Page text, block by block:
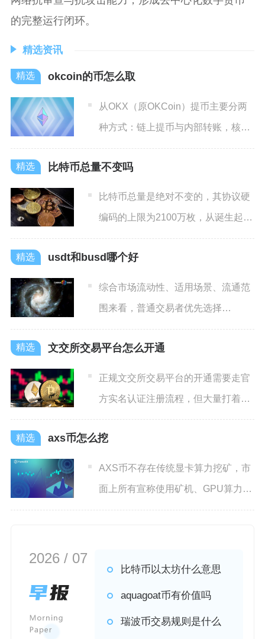
的完整运行闭环。
精选资讯
okcoin的币怎么取
从OKX（原OKCoin）提币主要分两
种方式：链上提币与内部转账，核心
是选对网络、地址准确
比特币总量不变吗
比特币总量是绝对不变的，其协议硬
编码的上限为2100万枚，从诞生起就
被数学与代码双重锁死，
usdt和busd哪个好
综合市场流动性、适用场景、流通范
围来看，普通交易者优先选择
USDT，追求合规风控且仅在币安
文交所交易平台怎么开通
正规文交所交易平台的开通需要走官
方实名认证注册流程，但大量打着文
交所旗号的第三方衍生平台属
axs币怎么挖
AXS币不存在传统显卡算力挖矿，市
面上所有宣称使用矿机、GPU算力挖
AXS的渠道均为虚假信
2026 / 07
比特币以太坊什么意思
aquagoat币有价值吗
瑞波币交易规则是什么